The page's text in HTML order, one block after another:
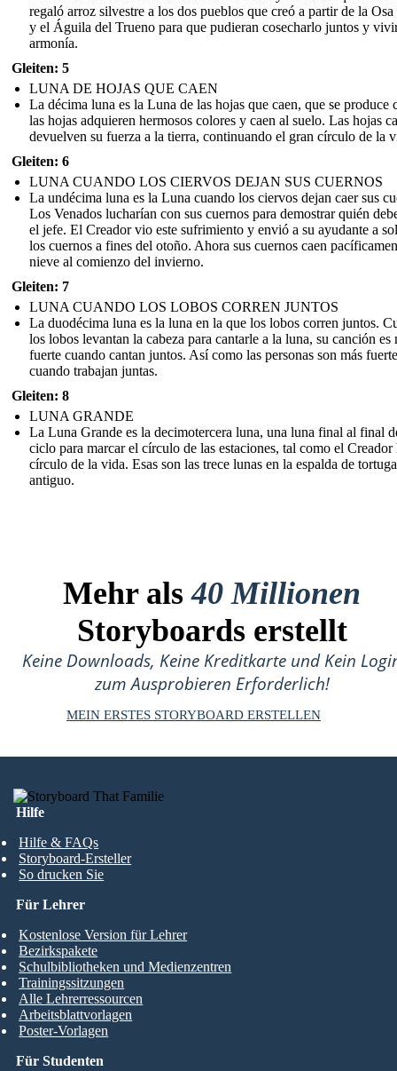
regaló arroz silvestre a los dos pueblos que creó a partir de la
y el Águila del Trueno para que pudieran cosecharlo juntos y
armonía.
Gleiten: 5
LUNA DE HOJAS QUE CAEN
La décima luna es la Luna de las hojas que caen, que se produce
las hojas adquieren hermosos colores y caen al suelo. Las hojas
devuelven su fuerza a la tierra, continuando el gran círculo de la
Gleiten: 6
LUNA CUANDO LOS CIERVOS DEJAN SUS CUERNOS
La undécima luna es la Luna cuando los ciervos dejan caer sus
Los Venados lucharían con sus cuernos para demostrar quién
el jefe. El Creador vio este sufrimiento y envió a su ayudante a
los cuernos a fines del otoño. Ahora sus cuernos caen
nieve al comienzo del invierno.
Gleiten: 7
LUNA CUANDO LOS LOBOS CORREN JUNTOS
La duodécima luna es la luna en la que los lobos corren juntos.
los lobos levantan la cabeza para cantarle a la luna, su canción es
fuerte cuando cantan juntos. Así como las personas son más
cuando trabajan juntas.
Gleiten: 8
LUNA GRANDE
La Luna Grande es la decimotercera luna, una luna final al final
ciclo para marcar el círculo de las estaciones, tal como el Creador
círculo de la vida. Esas son las trece lunas en la espalda de tortuga
antiguo.
Mehr als40 Millionen
Storyboards erstellt
Keine Downloads, Keine Kreditkarte und Kein
zum Ausprobieren Erforderlich!
MEIN ERSTES STORYBOARD ERSTELLEN
Hilfe
Hilfe & FAQs
Storyboard-Ersteller
So drucken Sie
Für Studenten
Für Lehrer
Kostenlose Version für Lehrer
Bezirkspakete
Schulbibliotheken und Medienzentren
Trainingssitzungen
Alle Lehrerressourcen
Arbeitsblattvorlagen
Poster-Vorlagen